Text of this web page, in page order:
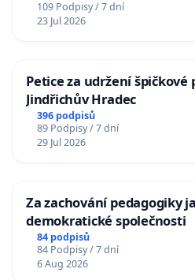
109 Podpisy / 7 dní
23 Jul 2026
Petice za udržení špičkové
Jindřichův Hradec
396 podpisů
89 Podpisy / 7 dní
29 Jul 2026
Za zachování pedagogiky
demokratické společnosti
84 podpisů
84 Podpisy / 7 dní
6 Aug 2026